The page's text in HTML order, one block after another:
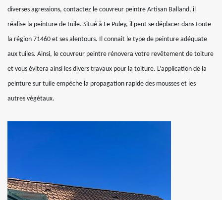
diverses agressions, contactez le couvreur peintre Artisan Balland, il
réalise la peinture de tuile. Situé à Le Puley, il peut se déplacer dans toute
la région 71460 et ses alentours. Il connait le type de peinture adéquate
aux tuiles. Ainsi, le couvreur peintre rénovera votre revêtement de toiture
et vous évitera ainsi les divers travaux pour la toiture. L’application de la
peinture sur tuile empêche la propagation rapide des mousses et les
autres végétaux.